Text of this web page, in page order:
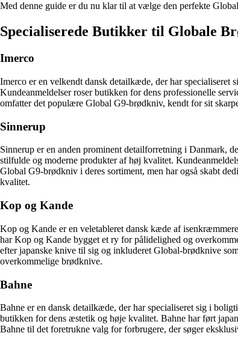
Med denne guide er du nu klar til at vælge den perfekte
Specialiserede Butikker til Globale
Imerco
Imerco er en velkendt dansk detailkæde, der har
Kundeanmeldelser roser butikken for dens professionelle
omfatter det populære Global G9-brødkniv, kendt for sit
Sinnerup
Sinnerup er en anden prominent detailforretning i Danmark,
stilfulde og moderne produkter af høj kvalitet.
Global G9-brødkniv i deres sortiment, men har også skabt
kvalitet.
Kop og Kande
Kop og Kande er en veletableret dansk kæde af
har Kop og Kande bygget et ry for pålidelighed og
efter japanske knive til sig og inkluderet Global-brødknive
overkommelige brødknive.
Bahne
Bahne er en dansk detailkæde, der har specialiseret sig i
butikken for dens æstetik og høje kvalitet. Bahne har ført
Bahne til det foretrukne valg for forbrugere, der søger